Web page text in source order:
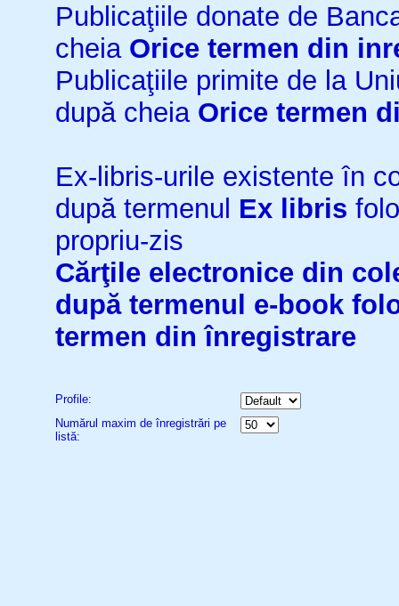
Publicaţiile donate de
cheia Orice termen din
Publicaţiile primite de la
după cheia Orice termen
Ex-libris-urile existente în
după termenul Ex libris
propriu-zis
Cărţile electronice din
după termenul e-book
termen din înregistrare
Profile:
Numărul maxim de înregistrări pe
listă: